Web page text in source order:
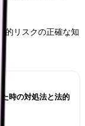
的リスクの正確な知
時の対処法と法的